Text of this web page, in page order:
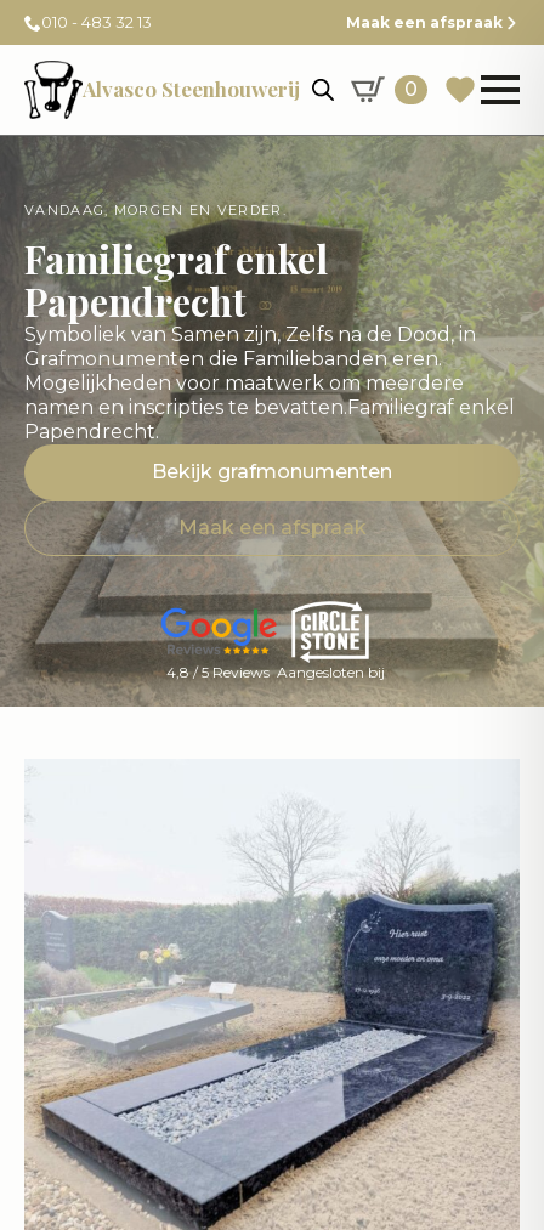
010 - 483 32 13 Maak een afspraak
Alvasco Steenhouwerij 0
VANDAAG, MORGEN EN VERDER.
Familiegraf enkel
Papendrecht
Symboliek van Samen zijn, Zelfs na de Dood, in
Grafmonumenten die Familiebanden eren.
Mogelijkheden voor maatwerk om meerdere
namen en inscripties te bevatten.Familiegraf enkel
Papendrecht.
Bekijk grafmonumenten
Maak een afspraak
4,8 / 5 Reviews Aangesloten bij